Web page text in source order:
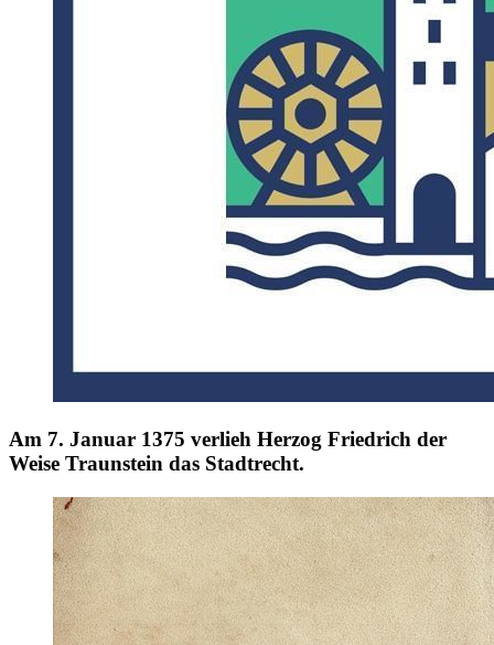
Am 7. Januar 1375 verlieh Herzog Friedrich der
Weise Traunstein das Stadtrecht.